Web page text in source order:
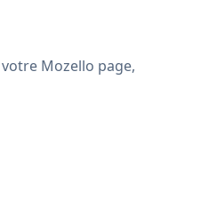
Mozello page,